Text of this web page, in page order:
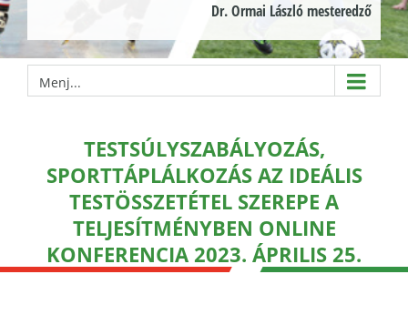
Dr. Ormai László mesteredző
Menj...
TESTSÚLYSZABÁLYOZÁS,
SPORTTÁPLÁLKOZÁS AZ IDEÁLIS
TESTÖSSZETÉTEL SZEREPE A
TELJESÍTMÉNYBEN ONLINE
KONFERENCIA 2023. ÁPRILIS 25.